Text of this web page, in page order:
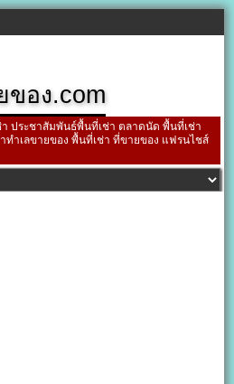
ของ.com
ประชาสัมพันธ์พื้นที่เช่า ตลาดนัด พื้นที่เช่า
ทำเลขายของ พื้นที่เช่า ที่ขายของ แฟรนไชส์